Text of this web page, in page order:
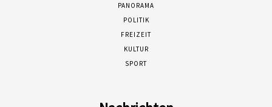
PANORAMA
POLITIK
FREIZEIT
KULTUR
SPORT